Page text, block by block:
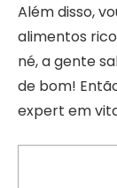
Além disso,
alimentos
né, a gente
de bom!
expert em